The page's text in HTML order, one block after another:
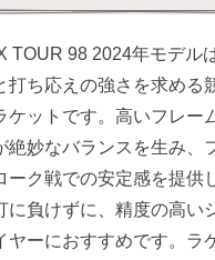
TOUR 98 2024年モデル
打ち応えの強さを求める
ケットです。高いフレー
絶妙なバランスを生み、
ーク戦での安定感を提供
に負けずに、精度の高い
ヤーにおすすめです。ラ